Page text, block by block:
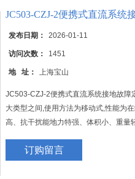
JC503-CZJ-2便携式直流系统
发布日期： 2026-01-11
访问次数： 1451
地 址： 上海宝山
JC503-CZJ-2便携式直流系统接地故
大类型之间,使用方法为移动式,性能为
高、抗干扰能地力特强、体积小、重量
订购留言